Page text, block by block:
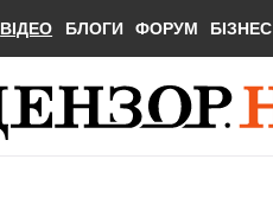
ВІДЕО БЛОГИ ФОРУМ БІЗНЕС